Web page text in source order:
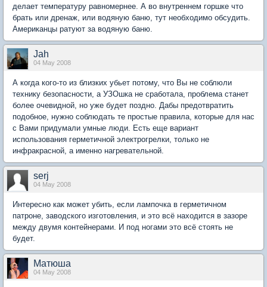
делает температуру равномернее. А во внутреннем горшке что
брать или дренаж, или водяную баню, тут необходимо обсудить.
Американцы ратуют за водяную баню.
Jah
04 May 2008
А когда кого-то из близких убьет потому, что Вы не соблюли
технику безопасности, а УЗОшка не сработала, проблема станет
более очевидной, но уже будет поздно. Дабы предотвратить
подобное, нужно соблюдать те простые правила, которые для нас
с Вами придумали умные люди. Есть еще вариант
использования герметичной электрогрелки, только не
инфракрасной, а именно нагревательной.
serj
04 May 2008
Интересно как может убить, если лампочка в герметичном
патроне, заводского изготовления, и это всё находится в зазоре
между двумя контейнерами. И под ногами это всё стоять не
будет.
Матюша
04 May 2008